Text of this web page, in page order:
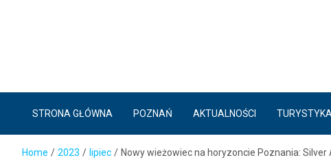
STRONA GŁÓWNA POZNAŃ AKTUALNOŚCI TURYSTYKA
Home 2023 lipiec Nowy wieżowiec na horyzoncie Poznania: Silver